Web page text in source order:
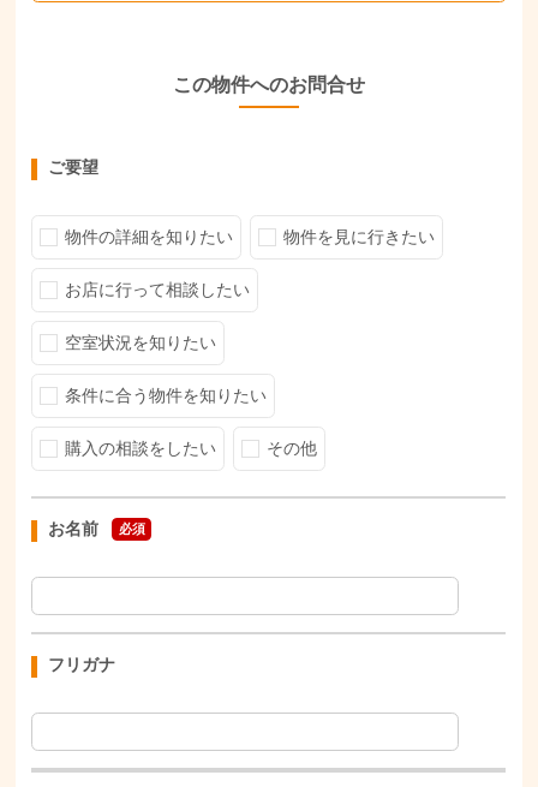
この物件へのお問合せ
ご要望
物件の詳細を知りたい 物件を見に行きたい
お店に行って相談したい
空室状況を知りたい
条件に合う物件を知りたい
購入の相談をしたい その他
お名前 必須
フリガナ